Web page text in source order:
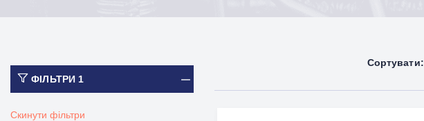
ФІЛЬТРИ1
Скинути фільтри
Сортувати: